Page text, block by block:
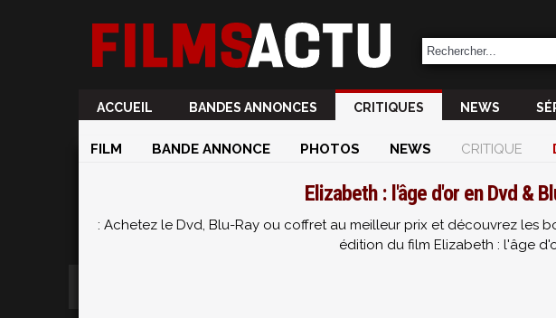
ACCUEIL BANDES ANNONCES CRITIQUES NEWS
FILM BANDE ANNONCE PHOTOS NEWS CRITIQUE
Elizabeth : l'âge d'or en Dvd &
: Achetez le Dvd, Blu-Ray ou coffret au meilleur prix et découvrez les
édition du film Elizabeth : l'âge